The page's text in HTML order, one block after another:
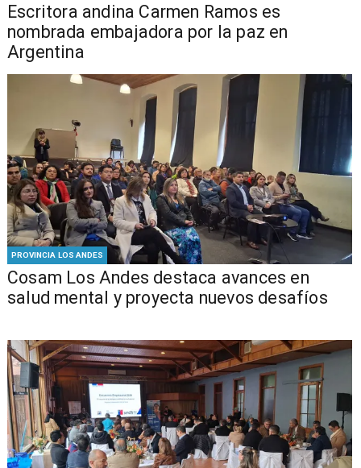
Escritora andina Carmen Ramos es
nombrada embajadora por la paz en
Argentina
PROVINCIA LOS ANDES
Cosam Los Andes destaca avances en
salud mental y proyecta nuevos desafíos